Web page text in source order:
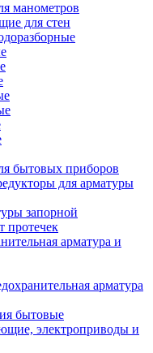
манометров
для стен
бытовых приборов
для арматуры
запорной
протечек
арматура и
арматура
бытовые
электроприводы и